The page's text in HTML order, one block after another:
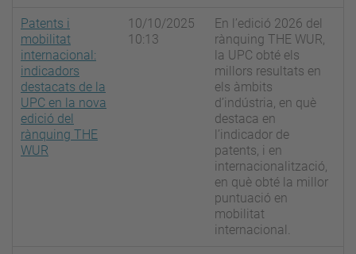
Patents i
mobilitat
internacional:
indicadors
destacats de la
UPC en la nova
edició del
rànquing THE
WUR
10/10/2025
10:13
En l’edició 2026 del
rànquing THE WUR,
la UPC obté els
millors resultats en
els àmbits
d’indústria, en què
destaca en
l’indicador de
patents, i en
internacionalització,
en què obté la millor
puntuació en
mobilitat
internacional.